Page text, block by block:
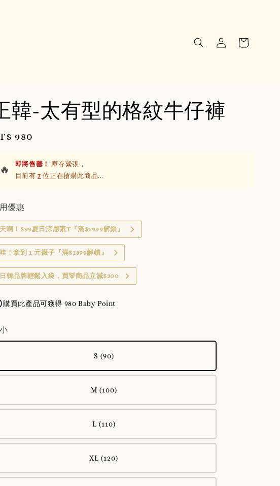
韓-太有型的格紋牛仔褲
980
🔥 即將售罄！
庫存緊張，
目前有7 位正在搶購此商品...
優惠
天啊！$99夏日涼感素T『滿$1999解鎖』
哇！拿到 1 元襪子『滿$1599解鎖』
日韓品牌輕鬆入袋，買🐻商品立減$200
購買此產品可獲得 980 Baby Point
S (90)
M (100)
L (110)
XL (120)